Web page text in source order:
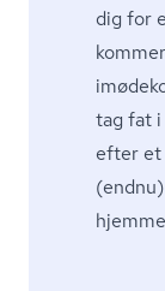
dig for
tag fat i
efter et